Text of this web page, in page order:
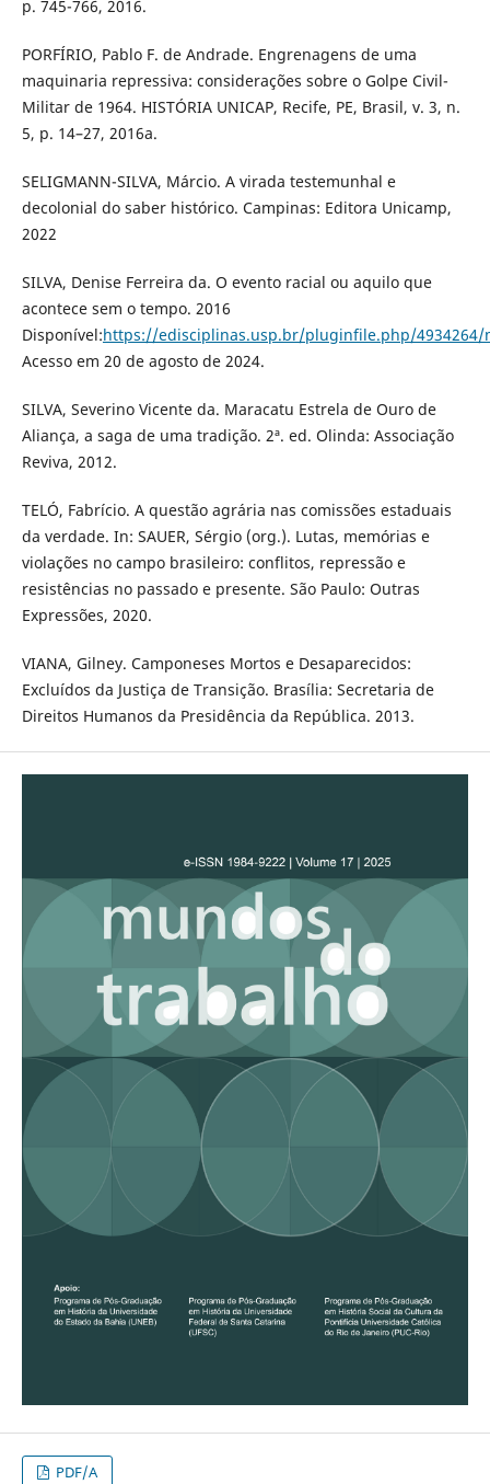
p. 745-766, 2016.
PORFÍRIO, Pablo F. de Andrade. Engrenagens de uma
maquinaria repressiva: considerações sobre o Golpe Civil-
Militar de 1964. HISTÓRIA UNICAP, Recife, PE, Brasil, v. 3, n.
5, p. 14–27, 2016a.
SELIGMANN-SILVA, Márcio. A virada testemunhal e
decolonial do saber histórico. Campinas: Editora Unicamp,
2022
SILVA, Denise Ferreira da. O evento racial ou aquilo que
acontece sem o tempo. 2016
Disponível:https://edisciplinas.usp.br/pluginfile.php/4934264/
Acesso em 20 de agosto de 2024.
SILVA, Severino Vicente da. Maracatu Estrela de Ouro de
Aliança, a saga de uma tradição. 2ª. ed. Olinda: Associação
Reviva, 2012.
TELÓ, Fabrício. A questão agrária nas comissões estaduais
da verdade. In: SAUER, Sérgio (org.). Lutas, memórias e
violações no campo brasileiro: conflitos, repressão e
resistências no passado e presente. São Paulo: Outras
Expressões, 2020.
VIANA, Gilney. Camponeses Mortos e Desaparecidos:
Excluídos da Justiça de Transição. Brasília: Secretaria de
Direitos Humanos da Presidência da República. 2013.
PDF/A